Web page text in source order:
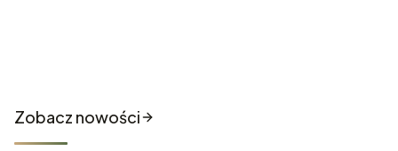
Zobacz nowości